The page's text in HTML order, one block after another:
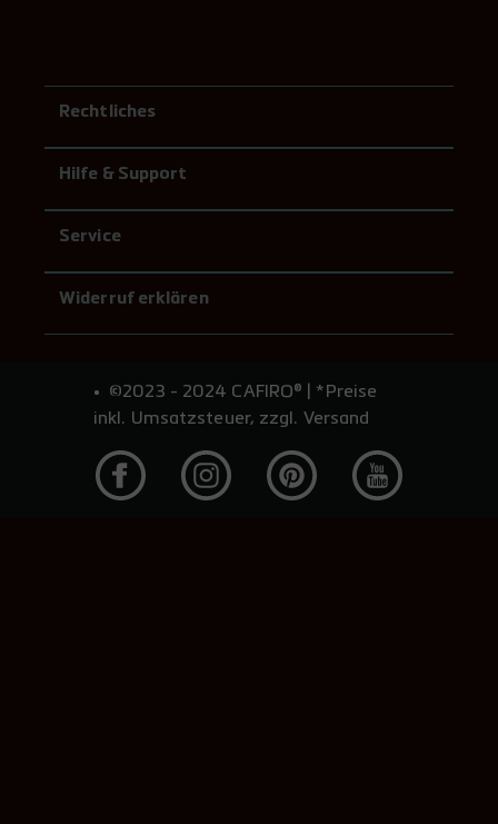
Rechtliches
Hilfe & Support
Service
Widerruf erklären
©2023 - 2024 CAFIRO® | *Preise
inkl. Umsatzsteuer, zzgl. Versand